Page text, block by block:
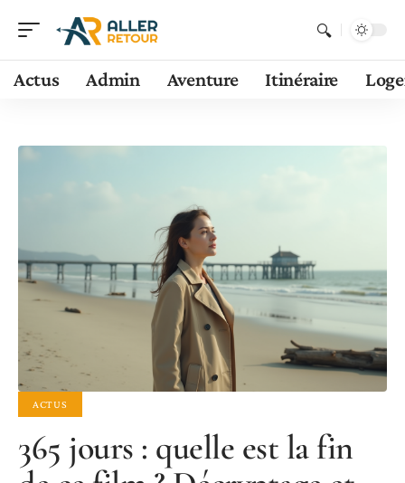
Actus Admin Aventure Itinéraire
ACTUS
365 jours : quelle est la fin